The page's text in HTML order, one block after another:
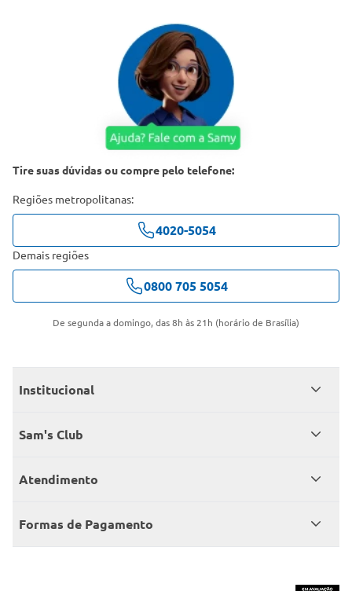
Tire suas dúvidas ou compre pelo telefone:
Regiões metropolitanas:
4020-5054
Demais regiões
0800 705 5054
De segunda a domingo, das 8h às 21h (horário de Brasília)
Institucional
Quem somos
Encontre um Clube
Sam's Club
Seja sócio
Member’s Mark
Atendimento
Fale conosco
Atendimento em libras
Formas de Pagamento